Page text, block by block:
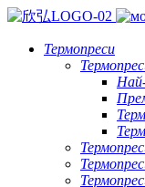
Термопреси